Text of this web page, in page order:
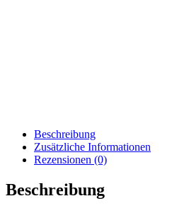
Beschreibung
Zusätzliche Informationen
Rezensionen (0)
Beschreibung